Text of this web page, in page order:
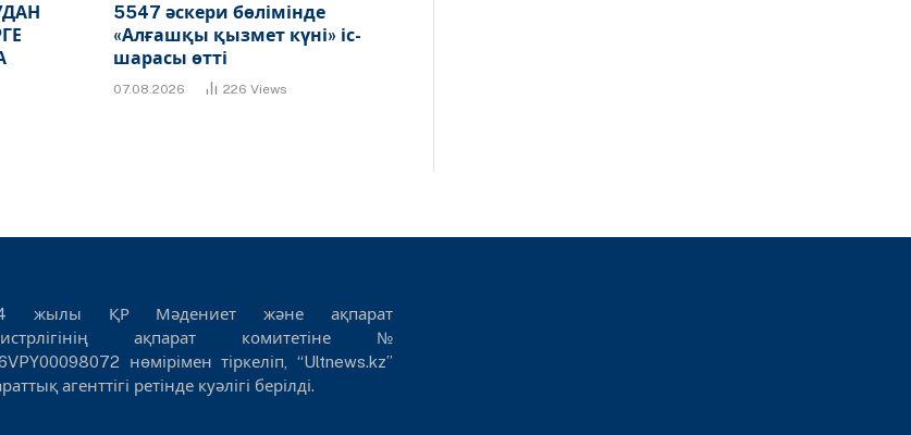
5547 әскери бөлімінде
«Алғашқы қызмет күні» іс-
шарасы өтті
07.08.2026 226 Views
жылы ҚР Мәдениет және ақпарат
ақпарат комитетіне №
нөмірімен тіркеліп, “Ultnews.kz”
агенттігі ретінде куәлігі берілді.